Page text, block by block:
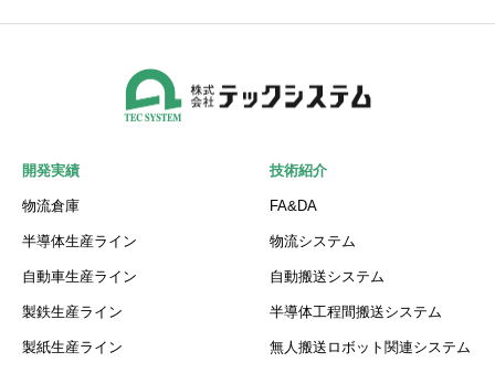
開発実績
物流倉庫
半導体生産ライン
自動車生産ライン
製鉄生産ライン
製紙生産ライン
技術紹介
FA&DA
物流システム
自動搬送システム
半導体工程間搬送システム
無人搬送ロボット関連システム